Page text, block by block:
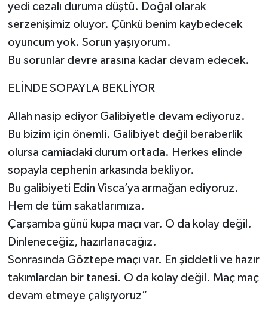
yedi cezalı duruma düştü. Doğal olarak
serzenişimiz oluyor. Çünkü benim kaybedecek
oyuncum yok. Sorun yaşıyorum.
Bu sorunlar devre arasına kadar devam edecek.
ELİNDE SOPAYLA BEKLİYOR
Allah nasip ediyor Galibiyetle devam ediyoruz.
Bu bizim için önemli. Galibiyet değil beraberlik
olursa camiadaki durum ortada. Herkes elinde
sopayla cephenin arkasında bekliyor.
Bu galibiyeti Edin Visca’ya armağan ediyoruz.
Hem de tüm sakatlarımıza.
Çarşamba günü kupa maçı var. O da kolay değil.
Dinleneceğiz, hazırlanacağız.
Sonrasında Göztepe maçı var. En şiddetli ve hazır
takımlardan bir tanesi. O da kolay değil. Maç maç
devam etmeye çalışıyoruz”